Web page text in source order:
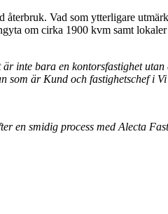
Vad som ytterligare
om cirka 1900 kvm samt
inte bara en kontorsfastighet
som är Kund och fastighetschef i
en smidig process med Alecta